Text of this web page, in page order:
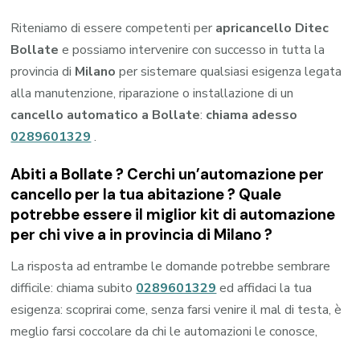
Riteniamo di essere competenti per apricancello Ditec
Bollate e possiamo intervenire con successo in tutta la
provincia di Milano per sistemare qualsiasi esigenza legata
alla manutenzione, riparazione o installazione di un
cancello automatico a Bollate: chiama adesso
0289601329 .
Abiti a Bollate? Cerchi un’automazione per
cancello per la tua abitazione ? Quale
potrebbe essere il miglior kit di automazione
per chi vive a in provincia di Milano?
La risposta ad entrambe le domande potrebbe sembrare
difficile: chiama subito 0289601329 ed affidaci la tua
esigenza: scoprirai come, senza farsi venire il mal di testa, è
meglio farsi coccolare da chi le automazioni le conosce,